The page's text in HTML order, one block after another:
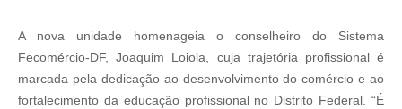
A nova unidade homenageia o conselheiro do Sistema
Fecomércio-DF, Joaquim Loiola, cuja trajetória profissional é
marcada pela dedicação ao desenvolvimento do comércio e ao
fortalecimento da educação profissional no Distrito Federal. “É